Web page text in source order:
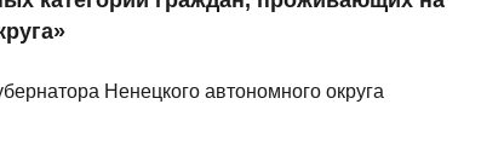
Ненецкого автономного округа